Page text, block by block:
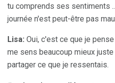
tu comprends ses sentiments
journée n'est peut-être pas
Lisa: Oui, c'est ce que je
me sens beaucoup mieux
partager ce que je ressentais.